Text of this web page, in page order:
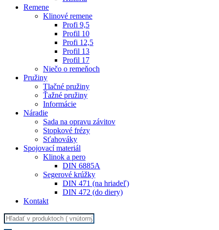
Remene
Klinové remene
Profi 9,5
Profil 10
Profi 12,5
Profil 13
Profil 17
Niečo o remeňoch
Pružiny
Tlačné pružiny
Ťažné pružiny
Informácie
Náradie
Sada na opravu závitov
Stopkové frézy
Sťahováky
Spojovací materiál
Klinok a pero
DIN 6885A
Segerové krúžky
DIN 471 (na hriadeľ)
DIN 472 (do diery)
Kontakt
Search for: